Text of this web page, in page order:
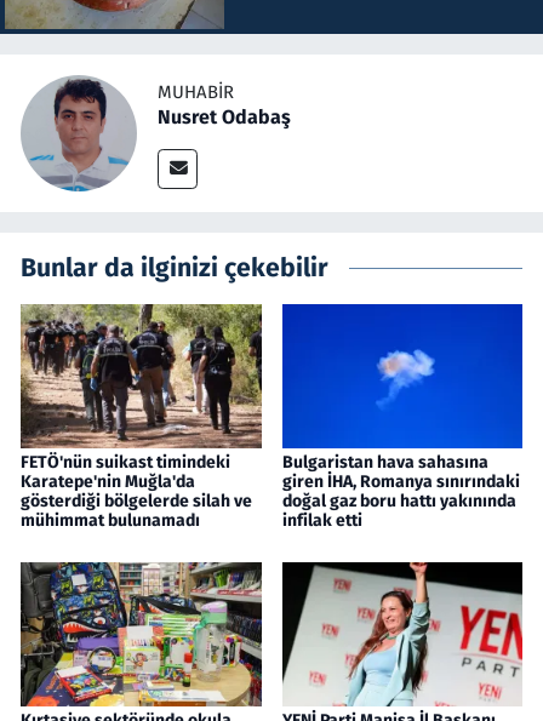
MUHABIR
Nusret Odabaş
Bunlar da ilginizi çekebilir
FETÖ'nün suikast timindeki
Karatepe'nin Muğla'da
gösterdiği bölgelerde silah ve
mühimmat bulunamadı
Bulgaristan hava sahasına
giren İHA, Romanya sınırındaki
doğal gaz boru hattı yakınında
infilak etti